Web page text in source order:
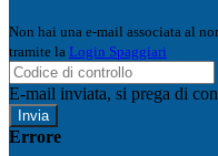
Non hai una e-mail associata al
tramite la Login Spaggiari
E-mail inviata, si prega di
Errore